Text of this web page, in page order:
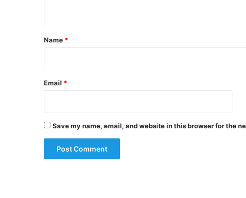
*
Name *
Email *
Save my name, email, and website in this browser for the